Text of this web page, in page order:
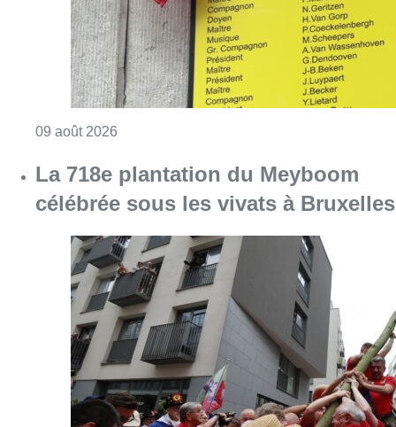
09 août 2026
La 718e plantation du Meyboom
célébrée sous les vivats à Bruxelles